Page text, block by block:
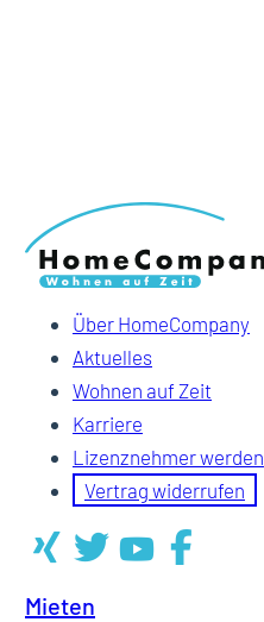
Über HomeCompany
Aktuelles
Wohnen auf Zeit
Karriere
Lizenznehmer werden
Vertrag widerrufen
Mieten